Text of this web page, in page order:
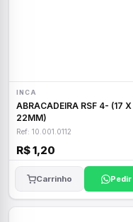
INCA
ABRACADEIRA RSF 4- (17 X
22MM)
Ref: 10.001.0112
R$ 1,20
Carrinho Pedir